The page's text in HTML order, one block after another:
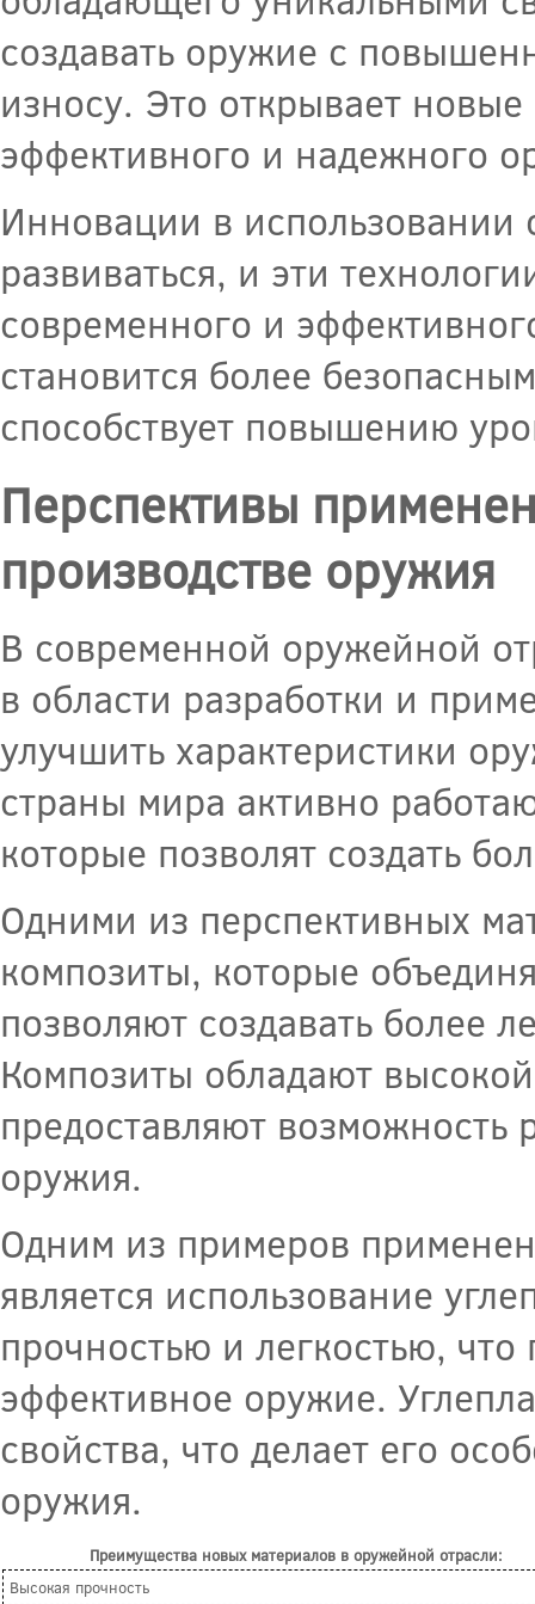
создавать оружие с
износу. Это открывает
эффективного и надежного
Инновации в
развиваться, и эти
современного и
становится более
способствует повышению
Перспективы
производстве оружия
В современной оружейной
в области разработки и
улучшить характеристики
страны мира активно
которые позволят создать
Одними из перспективных
композиты, которые
позволяют создавать более
Композиты обладают
предоставляют
оружия.
Одним из примеров
является использование
прочностью и легкостью,
эффективное оружие.
свойства, что делает его
оружия.
Преимущества новых материалов в оружейной отрасли:
Высокая прочность